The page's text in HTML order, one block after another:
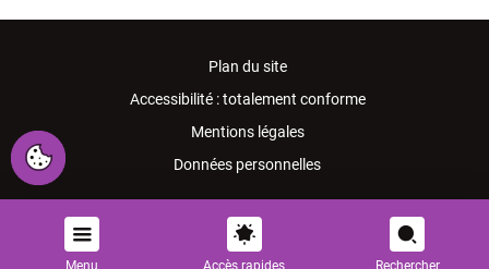
Menu Accès rapides Rechercher
Plan du site
Accessibilité : totalement conforme
Mentions légales
Données personnelles